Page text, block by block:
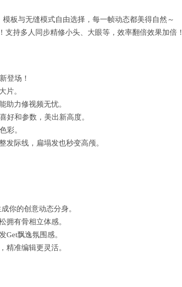
模板与无缝模式自由选择，每一帧动态都美得自然～
支持多人同步精修小头、大眼等，效率翻倍效果加倍！
登场！
片。
助力修视频无忧。
好和参数，美出新高度。
彩。
发际线，扁塌发也秒变高颅。
你的创意动态分身。
拥有骨相立体感。
Get飘逸氛围感。
精准编辑更灵活。